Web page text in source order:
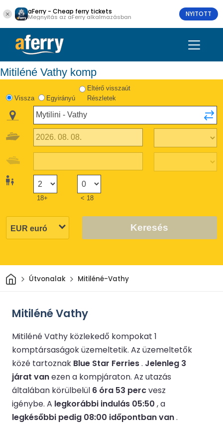
aFerry - Cheap ferry tickets
Megnyitás az aFerry alkalmazásban NYITOTT
Mitiléné Vathy komp
Vissza Egyirányú
Eltérő visszaút
Részletek
18+ < 18
Keresés
Otthon
Útvonalak Mitiléné-Vathy
Mitiléné Vathy
Mitiléné Vathy közlekedő kompokat 1
komptársaságok üzemeltetik. Az üzemeltetők
közé tartoznak Blue Star Ferries. Jelenleg 3
járat vanezen a kompjáraton. Az utazás
általában körülbelül 6 óra 53 percvesz
igénybe. A legkorábbi indulás 05:50 , a
legkésőbbi pedig 08:00 időpontban van.